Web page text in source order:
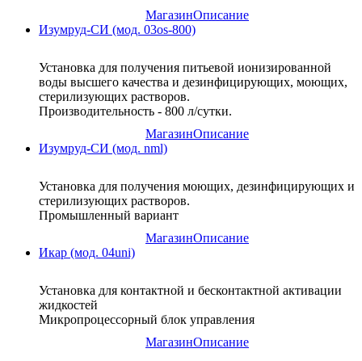
МагазинОписание
Изумруд-СИ (мод. 03os-800)
Установка для получения питьевой ионизированной
воды высшего качества и дезинфицирующих, моющих,
стерилизующих растворов.
Производительность - 800 л/сутки.
МагазинОписание
Изумруд-СИ (мод. nml)
Установка для получения моющих, дезинфицирующих и
стерилизующих растворов.
Промышленный вариант
МагазинОписание
Икар (мод. 04uni)
Установка для контактной и бесконтактной активации
жидкостей
Микропроцессорный блок управления
МагазинОписание